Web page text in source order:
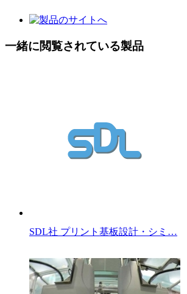
一緒に閲覧されている製品
SDL社 プリント基板設計・シミ…